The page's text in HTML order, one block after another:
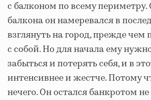
с балконом по всему периметру.
балкона он намеревался в
взглянуть на город, прежде чем
с собой. Но для начала ему
забыться и потерять себя, и в
интенсивнее и жестче. Потому
нечего. Он остался банкротом